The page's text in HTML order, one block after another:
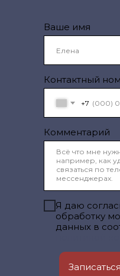
Ваше имя
Контактный
+7
Комментарий
Я даю
обработку
данных в